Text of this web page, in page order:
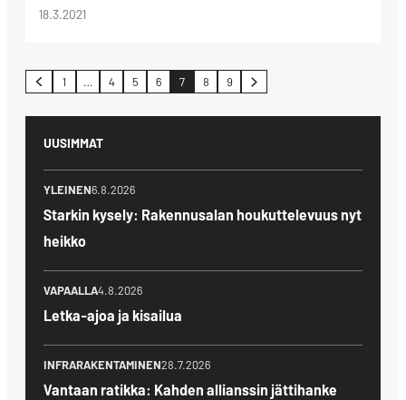
18.3.2021
Artikkelien
sivutus
1 … 4 5 6 7 8 9
UUSIMMAT
YLEINEN6.8.2026
Starkin kysely: Rakennusalan houkuttelevuus nyt
heikko
VAPAALLA4.8.2026
Letka-ajoa ja kisailua
INFRARAKENTAMINEN28.7.2026
Vantaan ratikka: Kahden allianssin jättihanke